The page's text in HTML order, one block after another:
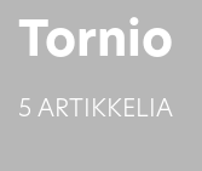
Tornio
5 ARTIKKELIA